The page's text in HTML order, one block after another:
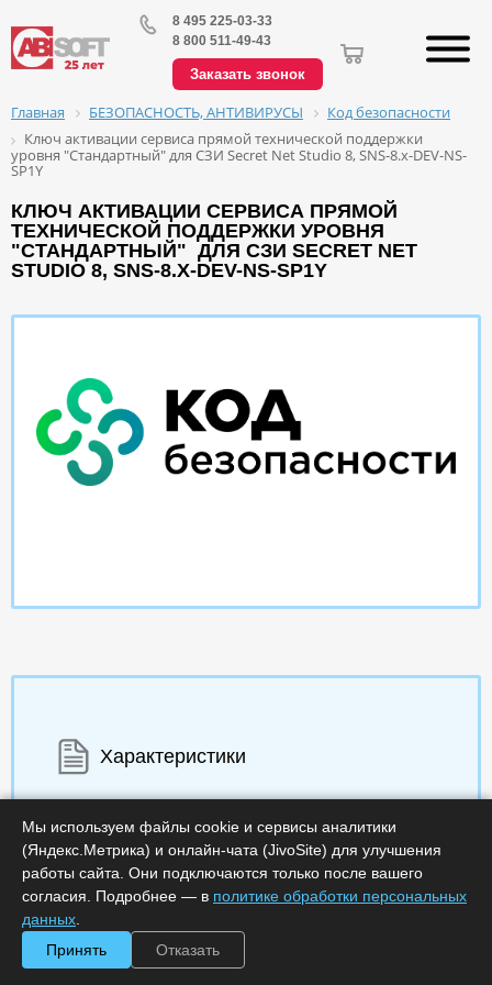
8 495 225-03-33
8 800 511-49-43
Заказать звонок
Главная БЕЗОПАСНОСТЬ, АНТИВИРУСЫ
Код безопасности
Ключ активации сервиса прямой технической поддержки
уровня "Стандартный" для СЗИ Secret Net Studio 8, SNS-8.x-DEV-NS-
SP1Y
КЛЮЧ АКТИВАЦИИ СЕРВИСА ПРЯМОЙ
ТЕХНИЧЕСКОЙ ПОДДЕРЖКИ УРОВНЯ
"СТАНДАРТНЫЙ" ДЛЯ СЗИ SECRET NET
STUDIO 8, SNS-8.X-DEV-NS-SP1Y
Характеристики
Минимальное количество лицензий :1
Код :0000-330580
Артикул :
Обработка заказа :
Мы используем файлы cookie и сервисы аналитики
(Яндекс.Метрика) и онлайн-чата (JivoSite) для улучшения
работы сайта. Они подключаются только после вашего
согласия. Подробнее — в политике обработки персональных
данных
Принять
Отказать